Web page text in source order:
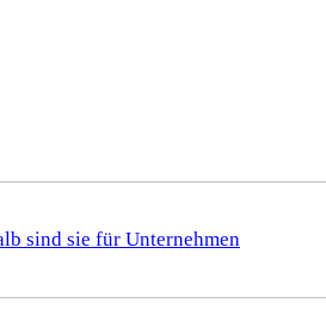
sind sie für Unternehmen